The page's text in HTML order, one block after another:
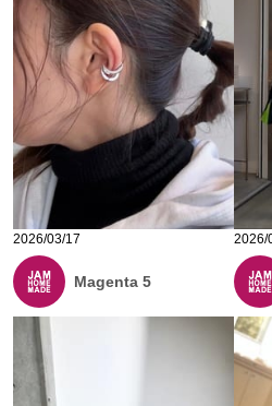
2026/03/17
Magenta 5
2026/